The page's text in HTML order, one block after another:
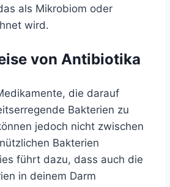
als Mikrobiom oder
wird.
von Antibiotika
die darauf
Bakterien zu
jedoch nicht zwischen
Bakterien
führt dazu, dass auch die
in deinem Darm